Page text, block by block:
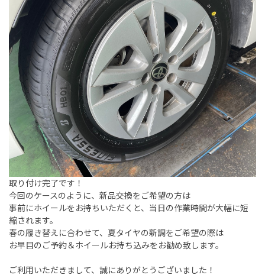
取り付け完了です！
今回のケースのように、新品交換をご希望の方は
事前にホイールをお持ちいただくと、当日の作業時間が大幅に短
縮されます。
春の履き替えに合わせて、夏タイヤの新調をご希望の際は
お早目のご予約＆ホイールお持ち込みをお勧め致します。
ご利用いただきまして、誠にありがとうございました！